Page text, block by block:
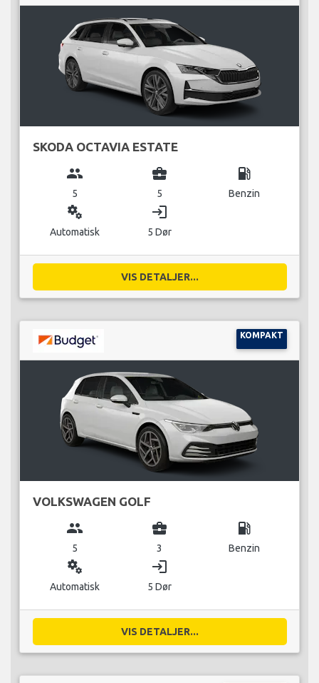
SKODA OCTAVIA ESTATE
group
5
business_center
5
local_gas_station
Benzin
miscellaneous_services
Automatisk
login
5 Dør
VIS DETALJER...
KOMPAKT
VOLKSWAGEN GOLF
group
5
business_center
3
local_gas_station
Benzin
miscellaneous_services
Automatisk
login
5 Dør
VIS DETALJER...